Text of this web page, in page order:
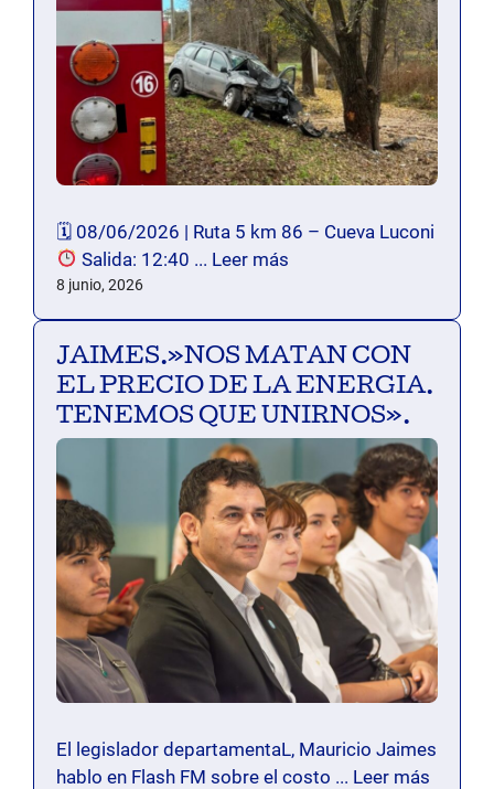
🗓 08/06/2026 | Ruta 5 km 86 – Cueva Luconi
Salida: 12:40 ... Leer más
8 junio, 2026
JAIMES.»NOS MATAN CON
EL PRECIO DE LA ENERGIA.
TENEMOS QUE UNIRNOS».
El legislador departamentaL, Mauricio Jaimes
hablo en Flash FM sobre el costo ... Leer más